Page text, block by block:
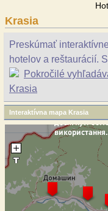
Krasia
Preskúmať
hotelov a reštaurácií.
Pokročilé
Krasia
Interaktívna mapa Krasia